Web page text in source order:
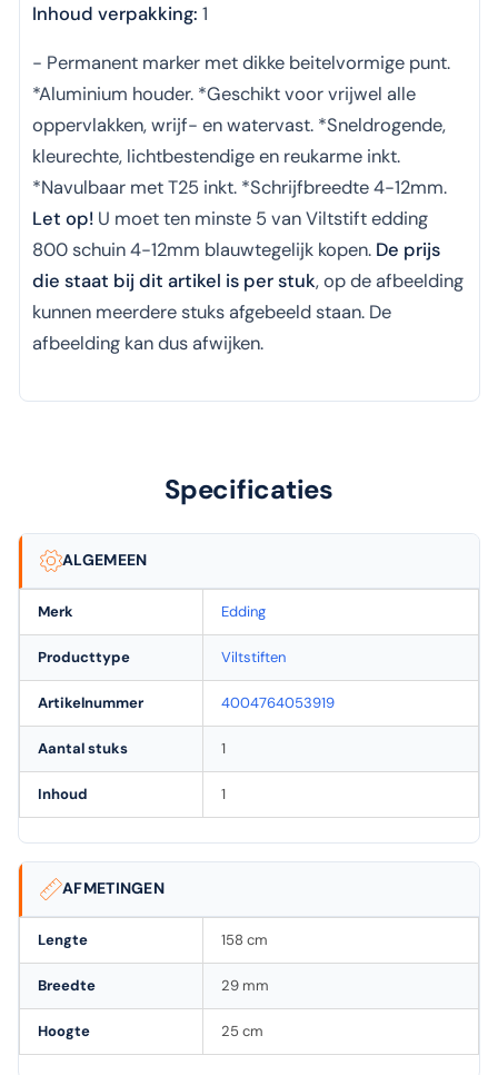
Inhoud verpakking: 1
- Permanent marker met dikke beitelvormige punt.
*Aluminium houder. *Geschikt voor vrijwel alle
oppervlakken, wrijf- en watervast. *Sneldrogende,
kleurechte, lichtbestendige en reukarme inkt.
*Navulbaar met T25 inkt. *Schrijfbreedte 4-12mm.
Let op!U moet ten minste 5 van Viltstift edding
800 schuin 4-12mm blauwtegelijk kopen. De prijs
die staat bij dit artikel is per stuk, op de afbeelding
kunnen meerdere stuks afgebeeld staan. De
afbeelding kan dus afwijken.
Specificaties
ALGEMEEN
Merk Edding
Producttype Viltstiften
Artikelnummer 4004764053919
Aantal stuks 1
Inhoud 1
AFMETINGEN
Lengte 158 cm
Breedte 29 mm
Hoogte 25 cm